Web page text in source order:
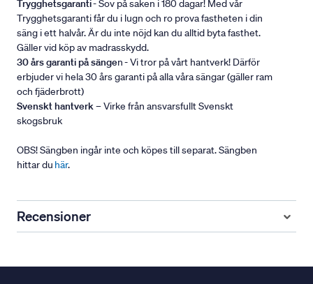
Trygghetsgaranti- Sov på saken i 180 dagar! Med vår
Trygghetsgaranti får du i lugn och ro prova fastheten i din
säng i ett halvår. Är du inte nöjd kan du alltid byta fasthet.
Gäller vid köp av madrasskydd.
30 års garanti på sängen - Vi tror på vårt hantverk! Därför
erbjuder vi hela 30 års garanti på alla våra sängar (gäller ram
och fjäderbrott)
Svenskt hantverk– Virke från ansvarsfullt Svenskt
skogsbruk
OBS! Sängben ingår inte och köpes till separat. Sängben
hittar du här.
Recensioner